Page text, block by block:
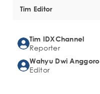
Tim Editor
Tim IDXChannel
Reporter
Wahyu Dwi Anggoro
Editor